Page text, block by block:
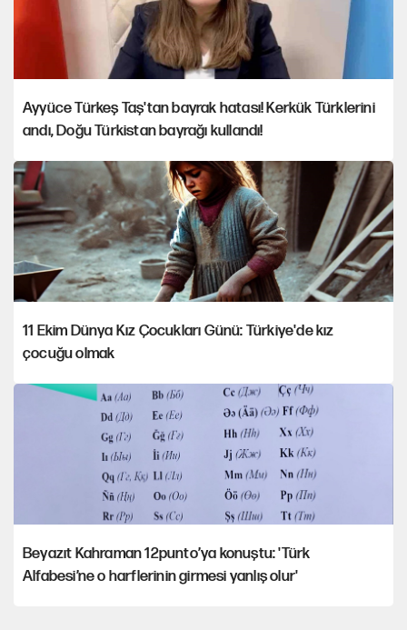
Ayyüce Türkeş Taş'tan bayrak hatası! Kerkük Türklerini
andı, Doğu Türkistan bayrağı kullandı!
11 Ekim Dünya Kız Çocukları Günü: Türkiye'de kız
çocuğu olmak
Beyazıt Kahraman 12punto’ya konuştu: 'Türk
Alfabesi’ne o harflerinin girmesi yanlış olur'